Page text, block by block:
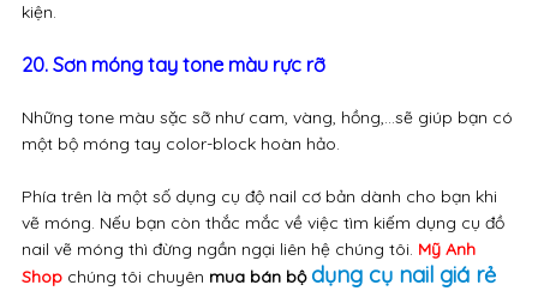
kiện.
20. Sơn móng tay tone màu rực rỡ
Những tone màu sặc sỡ như cam, vàng, hồng,…sẽ giúp bạn có
một bộ móng tay color-block hoàn hảo.
Phía trên là một số dụng cụ độ nail cơ bản dành cho bạn khi
vẽ móng. Nếu bạn còn thắc mắc về việc tìm kiếm dụng cụ đồ
nail vẽ móng thì đừng ngần ngại liên hệ chúng tôi. Mỹ Anh
Shopchúng tôi chuyên mua bán bộdụng cụ nail giá rẻ